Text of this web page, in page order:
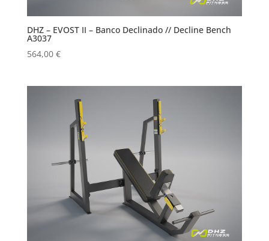
DHZ – EVOST II – Banco Declinado // Decline Bench
A3037
564,00 €